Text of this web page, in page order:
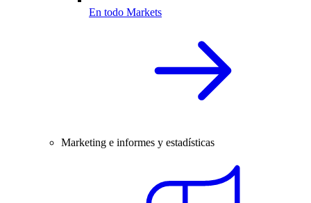
En todo Markets
Marketing e informes y estadísticas